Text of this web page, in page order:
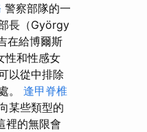
警察部隊的一
長（György
在給博爾斯
性和性感女
以從中排除
。 逢甲脊椎
某些類型的
裡的無限會